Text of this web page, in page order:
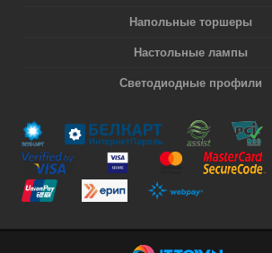
Напольные торшеры
Настольные лампы
Светодиодные профили